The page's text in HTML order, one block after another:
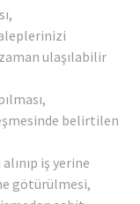
ulaşılabilir
belirtilen
iş yerine
götürülmesi,